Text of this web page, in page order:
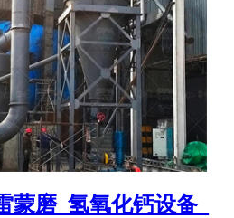
蒙磨_氢氧化钙设备_